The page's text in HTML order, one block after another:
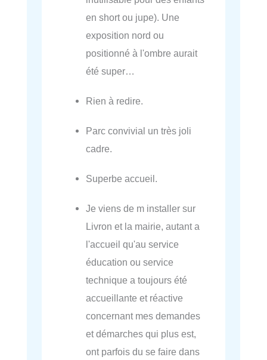
en short ou jupe). Une
exposition nord ou
positionné à l'ombre aurait
été super…
Rien à redire.
Parc convivial un très joli
cadre.
Superbe accueil.
Je viens de m installer sur
Livron et la mairie, autant a
l'accueil qu'au service
éducation ou service
technique a toujours été
accueillante et réactive
concernant mes demandes
et démarches qui plus est,
ont parfois du se faire dans